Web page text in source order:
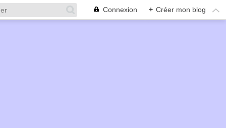
Connexion + Créer mon blog